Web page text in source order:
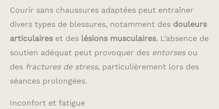
Courir sans chaussures adaptées peut entraîner
divers types de blessures, notamment des douleurs
articulaires et des lésions musculaires. L’absence de
soutien adéquat peut provoquer des entorsesou
des fractures de stress, particulièrement lors des
séances prolongées.
Inconfort et fatigue